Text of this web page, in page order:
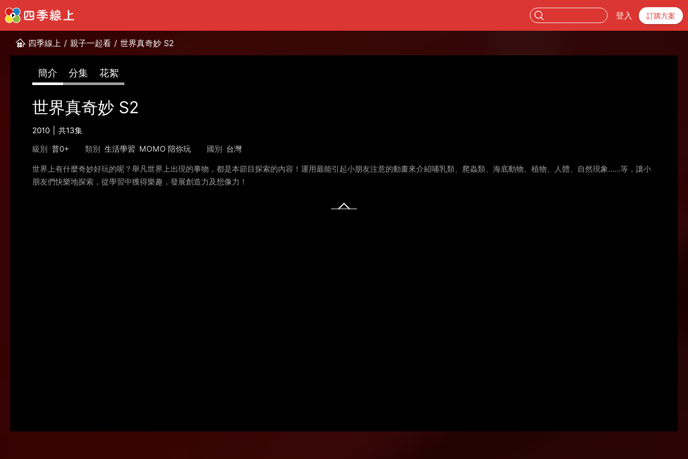
登入 訂購方案
四季線上 / 親子一起看 / 世界真奇妙 S2
簡介 分集 花絮
世界真奇妙 S2
2010
共13集
級別 普0+ 類別 生活學習 MOMO 陪你玩 國別 台灣
世界上有什麼奇妙好玩的呢？舉凡世界上出現的事物，都是本節目探索的內容！運用最能引起小朋友注意的動畫來介紹哺乳類、爬蟲類、海底動物、植物、人體、自然現象……等，讓小
朋友們快樂地探索，從學習中獲得樂趣，發展創造力及想像力！